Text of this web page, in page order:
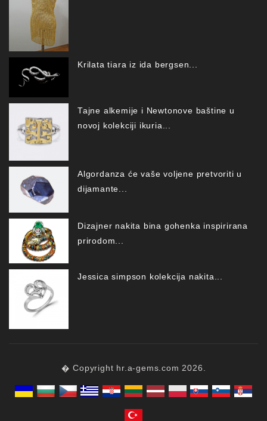
Krilata tiara iz ida bergsen...
Tajne alkemije i Newtonove baštine u
novoj kolekciji ikuria...
Algordanza će vaše voljene pretvoriti u
dijamante...
Dizajner nakita bina gohenka inspirirana
prirodom...
Jessica simpson kolekcija nakita...
� Copyright hr.a-gems.com 2026.